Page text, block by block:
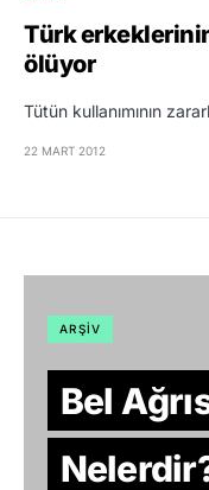
Türk
ölüyor
Tütün kullanımının
22 MART 2012
ARŞIV
Bel